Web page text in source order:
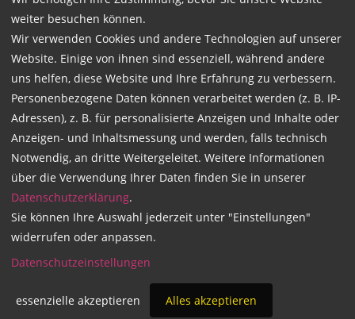
Technische Betreuung und Programmierung durch Mariondo.com
Copyright 2026
WACHSMANN Fahrschulgruppe
weiter besuchen können.
Wir verwenden Cookies und andere Technologien auf unserer
Website. Einige von ihnen sind essenziell, während andere
uns helfen, diese Website und Ihre Erfahrung zu verbessern.
Personenbezogene Daten können verarbeitet werden (z. B. IP-
Adressen), z. B. für personalisierte Anzeigen und Inhalte oder
Anzeigen- und Inhaltsmessung und werden, falls technisch
Notwendig, an dritte Weitergeleitet. Weitere Informationen
über die Verwendung Ihrer Daten finden Sie in unserer
Datenschutzerklärung.
Sie können Ihre Auswahl jederzeit unter "Einstellungen"
widerrufen oder anpassen.
Datenschutzeinstellungen
essenzielle akzeptieren Alles akzeptieren